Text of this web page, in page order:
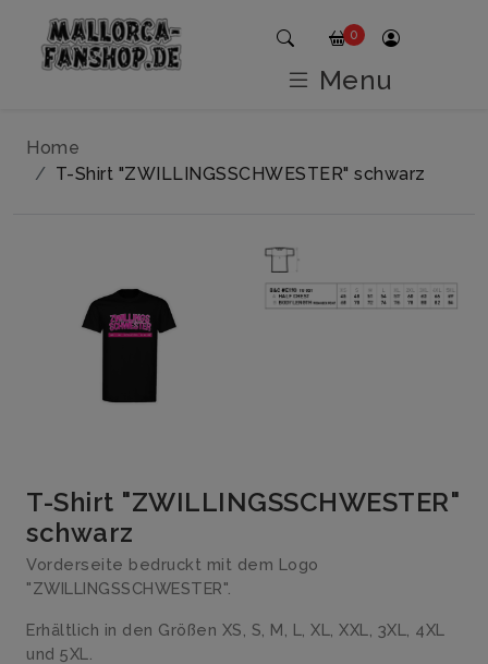
Home
T-Shirt "ZWILLINGSSCHWESTER" schwarz
T-Shirt "ZWILLINGSSCHWESTER"
schwarz
Vorderseite bedruckt mit dem Logo
"ZWILLINGSSCHWESTER".
Erhältlich in den Größen XS, S, M, L, XL, XXL, 3XL, 4XL
und 5XL.
0
Menu